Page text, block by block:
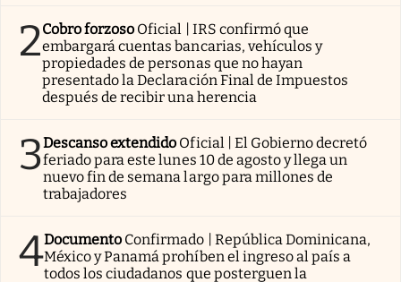
2Cobro forzoso Oficial | IRS confirmó que
embargará cuentas bancarias, vehículos y
propiedades de personas que no hayan
presentado la Declaración Final de Impuestos
después de recibir una herencia
3Descanso extendido Oficial | El Gobierno decretó
feriado para este lunes 10 de agosto y llega un
nuevo fin de semana largo para millones de
trabajadores
4Documento Confirmado | República Dominicana,
México y Panamá prohíben el ingreso al país a
todos los ciudadanos que posterguen la